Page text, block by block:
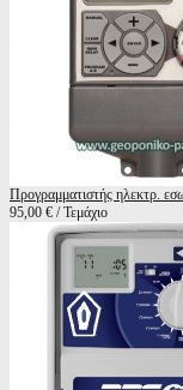
Προγραμματιστής ηλεκτρ.
95,00 € / Τεμάχιο